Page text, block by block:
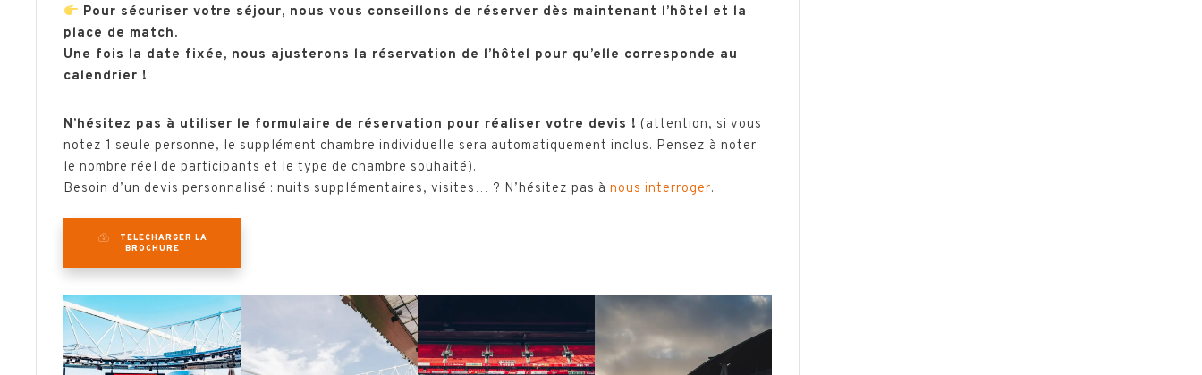
Pour sécuriser votre séjour, nous vous conseillons de réserver dès maintenant l’hôtel et la
place de match.
Une fois la date fixée, nous ajusterons la réservation de l’hôtel pour qu’elle corresponde au
calendrier !
N’hésitez pas à utiliser le formulaire de réservation pour réaliser votre devis ! (attention, si vous
notez 1 seule personne, le supplément chambre individuelle sera automatiquement inclus. Pensez à noter
le nombre réel de participants et le type de chambre souhaité).
Besoin d’un devis personnalisé : nuits supplémentaires, visites… ? N’hésitez pas à nous interroger.
TELECHARGER LA
BROCHURE